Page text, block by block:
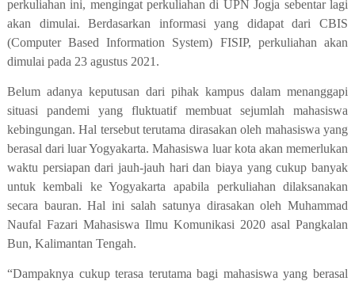
perkuliahan ini, mengingat perkuliahan di UPN Jogja sebentar lagi
akan dimulai. Berdasarkan informasi yang didapat dari CBIS
(Computer Based Information System) FISIP, perkuliahan akan
dimulai pada 23 agustus 2021.
Belum adanya keputusan dari pihak kampus dalam menanggapi
situasi pandemi yang fluktuatif membuat sejumlah mahasiswa
kebingungan. Hal tersebut terutama dirasakan oleh mahasiswa yang
berasal dari luar Yogyakarta. Mahasiswa luar kota akan memerlukan
waktu persiapan dari jauh-jauh hari dan biaya yang cukup banyak
untuk kembali ke Yogyakarta apabila perkuliahan dilaksanakan
secara bauran. Hal ini salah satunya dirasakan oleh Muhammad
Naufal Fazari Mahasiswa Ilmu Komunikasi 2020 asal Pangkalan
Bun, Kalimantan Tengah.
“Dampaknya cukup terasa terutama bagi mahasiswa yang berasal